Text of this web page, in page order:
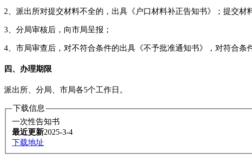
2、派出所对提交材料不全的，出具《户口材料补正告知书》；提交
3、分局审核后，向市局呈报；
4、市局审查后，对不符合条件的出具《不予批准通知书》，对符合条
四、办理期限
派出所、分局、市局各5个工作日。
下载信息
一次性告知书
最近更新2025-3-4
下载地址